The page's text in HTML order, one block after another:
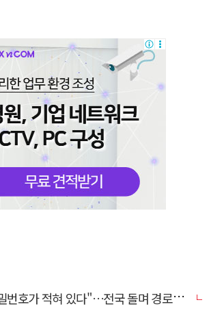
적혀 있다"…전국 돌며 경로당 13곳 턴 30대 구속